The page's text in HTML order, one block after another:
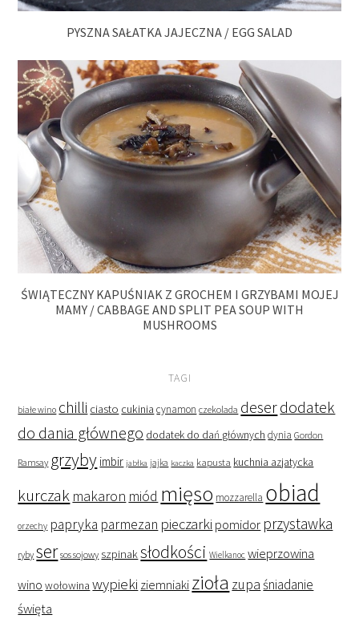
PYSZNA SAŁATKA JAJECZNA / EGG SALAD
ŚWIĄTECZNY KAPUŚNIAK Z GROCHEM I GRZYBAMI MOJEJ
MAMY / CABBAGE AND SPLIT PEA SOUP WITH
MUSHROOMS
TAGI
białe wino chilli ciasto cukinia cynamon czekolada deserdodatek
do dania głównego dodatek do dań głównych dynia Gordon
Ramsay grzyby imbir jabłka jajka kaczka kapusta kuchnia azjatycka
kurczak makaron miód mięso mozzarella obiad
orzechy papryka parmezan pieczarki pomidor przystawka
ryby ser sos sojowy szpinaksłodkości Wielkanoc wieprzowina
wino wołowina wypieki ziemniaki zioła zupaśniadanie
święta